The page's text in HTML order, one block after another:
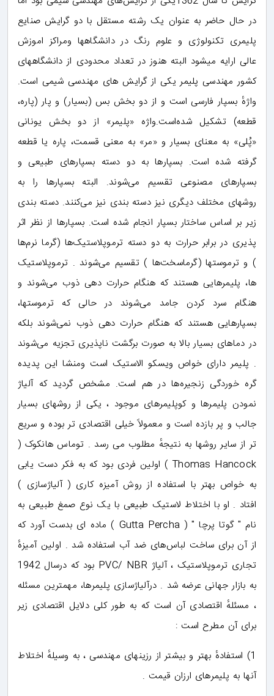
در حال حاضر به عنوان یک رشته مستقل با دو گرایش صنایع
پلیمری تکنولوژی و علوم رنگ در دانشگاهها ومراکز اموزش
عالی ارایه میشود البته هنوز در تعداد محدودی از دانشگاههای
کشور مهندسی پلیمر یکی از گرایش های مهندسی شیمی است.
واژهٔ بسپار فارسی است و از دو بخش بس (بسیار) و پار (پاره،
قطعه) تشکیل شده‌است.واژه «پلیمر» از دو بخش یونانی
«پُلی» به معنای بسیار و «مر» به معنی قسمت، پاره یا قطعه
گرفته شده است. بسپارها به دو دسته بسپارهای طبیعی و
بسپارهای مصنوعی تقسیم می‌شوند. البته بسپارها را به
روشهای مختلف دیگری نیز دسته بندی نیز می‌کنند. دسته بندی
زیر بر اساس ساختار بسپار انجام شده است. بسپارها از نظر اثر
پذیری در برابر حرارت به دو دسته ترموپلاستیک‌ها (گرما نرم‌ها
) و ترموستها (گرماسخت‌ها ) تقسیم می‌شوند . ترموپلاستیک
ها، پلیمرهایی هستند که هنگام حرارت دهی ذوب می‌شوند و
هنگام سرد کردن جامد می‌شوند در حالی که ترموستها،
بسپارهایی هستند که هنگام حرارت دهی ذوب نمی‌شوند بلکه
در دماهای بسیار بالا به صورت برگشت ناپذیری تجزیه می‌شوند
. پلیمر دارای خواص ویسکو الاستیک است ومنشا این پدیده
گره خوردگی زنجیره‌ها در هم است. مشخص گردید که آلیاژ
نمودن پلیمرها و کوپلیمرهای موجود ، یکی از روشهای بسیار
جالب و پر بازده است و معمولاً خیلی اقتصادی تر بوده و سریع
تر از سایر روشها به نتیجهٔ مطلوب می رسد . توماس هانکوک (
Thomas Hancock ) اولین فردی بود که به فکر دست یابی
به خواص بهتر با استفاده از روش آمیزه کاری ( آلیاژسازی )
افتاد . او با اختلاط لاستیک طبیعی با یک نوع صمغ طبیعی به
نام " گوتا پرچا " ( Gutta Percha ) ماده ای بدست آورد که
از آن برای ساخت لباس‌های ضد آب استفاده شد . اولین آمیزهٔ
تجاری ترموپلاستیک ، آلیاژ PVC/ NBR بود که درسال 1942
به بازار جهانی عرضه شد . درآلیاژسازی پلیمرها، مهمترین مسئله
، مسئلهٔ اقتصادی آن است که به طور کلی دلایل اقتصادی زیر
برای آن مطرح است :
1) استفادهٔ بهتر و بیشتر از رزینهای مهندسی ، به وسیلهٔ اختلاط
آنها به پلیمرهای ارزان قیمت .